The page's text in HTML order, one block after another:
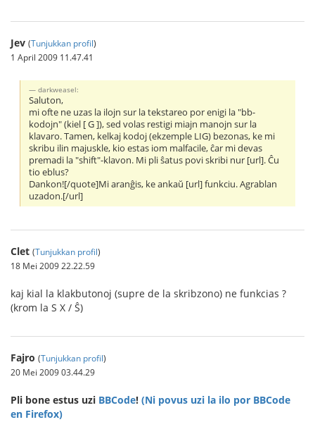
Jev (Tunjukkan profil)
1 April 2009 11.47.41
darkweasel:
Saluton,
mi ofte ne uzas la ilojn sur la tekstareo por enigi la "bb-
kodojn" (kiel [ G ]), sed volas restigi miajn manojn sur la
klavaro. Tamen, kelkaj kodoj (ekzemple LIG) bezonas, ke mi
skribu ilin majuskle, kio estas iom malfacile, ĉar mi devas
premadi la "shift"-klavon. Mi pli ŝatus povi skribi nur [url]. Ĉu
tio eblus?
Dankon![/quote]Mi aranĝis, ke ankaŭ [url] funkciu. Agrablan
uzadon.[/url]
Clet (Tunjukkan profil)
18 Mei 2009 22.22.59
kaj kial la klakbutonoj (supre de la skribzono) ne funkcias ?
(krom la S X / Ŝ)
Fajro (Tunjukkan profil)
20 Mei 2009 03.44.29
Pli bone estus uzi BBCode! (Ni povus uzi la ilo por BBCode
en Firefox)